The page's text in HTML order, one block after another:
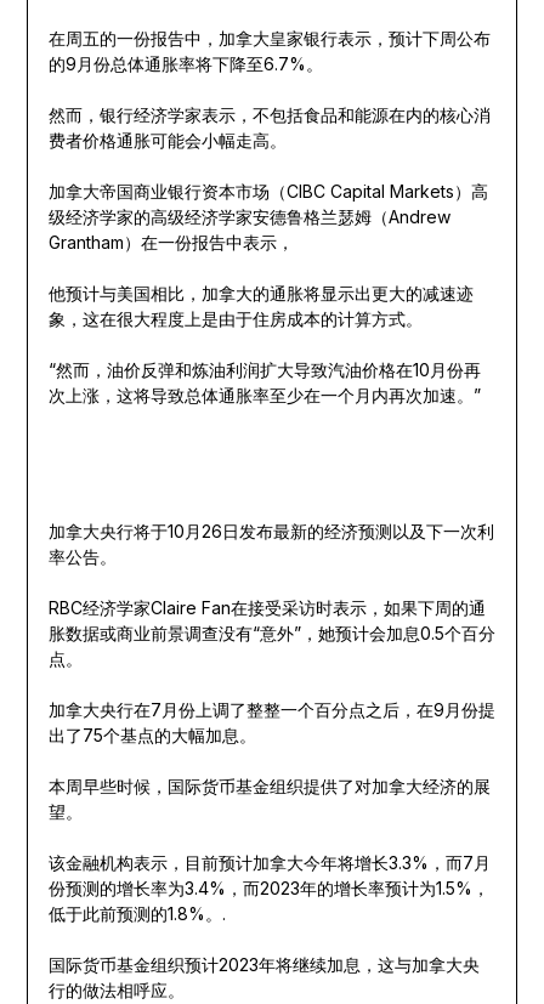
在周五的一份报告中，加拿大皇家银行表示，预计下周公布
的9月份总体通胀率将下降至6.7%。
然而，银行经济学家表示，不包括食品和能源在内的核心消
费者价格通胀可能会小幅走高。
加拿大帝国商业银行资本市场（CIBC Capital Markets）高
级经济学家的高级经济学家安德鲁格兰瑟姆（Andrew
Grantham）在一份报告中表示，
他预计与美国相比，加拿大的通胀将显示出更大的减速迹
象，这在很大程度上是由于住房成本的计算方式。
“然而，油价反弹和炼油利润扩大导致汽油价格在10月份再
次上涨，这将导致总体通胀率至少在一个月内再次加速。”
加拿大央行将于10月26日发布最新的经济预测以及下一次利
率公告。
RBC经济学家Claire Fan在接受采访时表示，如果下周的通
胀数据或商业前景调查没有“意外”，她预计会加息0.5个百分
点。
加拿大央行在7月份上调了整整一个百分点之后，在9月份提
出了75个基点的大幅加息。
本周早些时候，国际货币基金组织提供了对加拿大经济的展
望。
该金融机构表示，目前预计加拿大今年将增长3.3%，而7月
份预测的增长率为3.4%，而2023年的增长率预计为1.5%，
低于此前预测的1.8%。.
国际货币基金组织预计2023年将继续加息，这与加拿大央
行的做法相呼应。